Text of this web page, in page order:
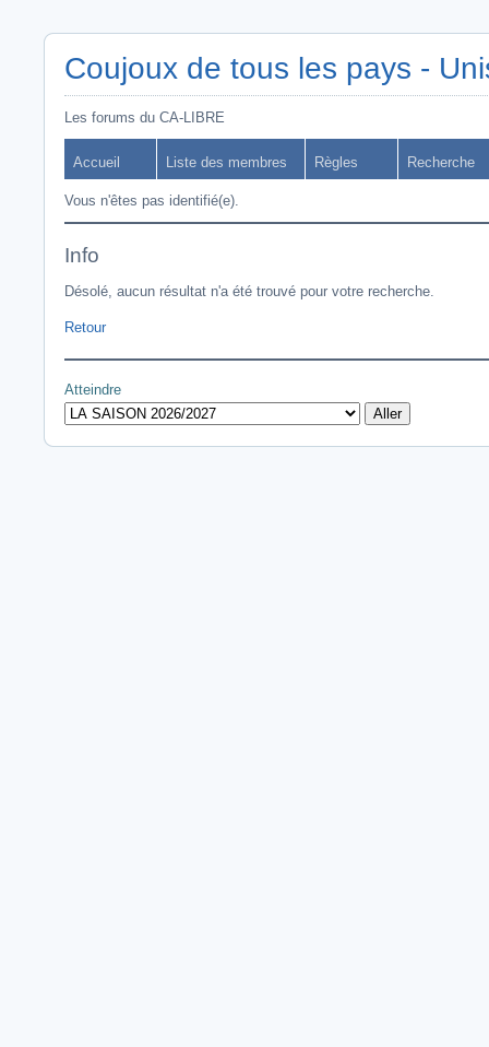
Coujoux de tous les pays -
Les forums du CA-LIBRE
Accueil Liste des membres Règles Recherche
Vous n'êtes pas identifié(e).
Info
Désolé, aucun résultat n'a été trouvé pour votre recherche.
Retour
Atteindre